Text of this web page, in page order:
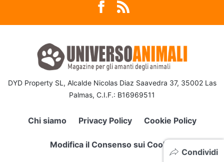
Condividi
DYD Property SL, Alcalde Nicolas Diaz Saavedra 37, 35002 Las
Palmas, C.I.F.: B16969511
Chi siamo Privacy Policy Cookie Policy
Modifica il Consenso sui Cookie